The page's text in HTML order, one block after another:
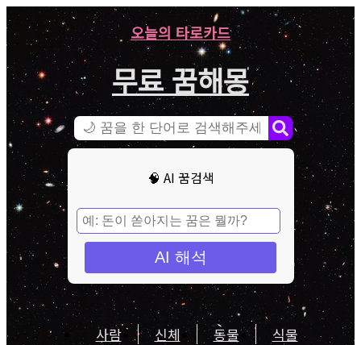
오늘의 타로카드
무료 꿈해몽
🧠 AI 꿈검색
AI 해석
사람 신체 동물 식물